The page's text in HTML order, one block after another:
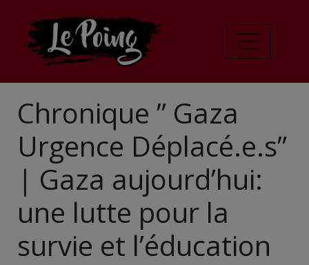
Chronique ” Gaza
Urgence Déplacé.e.s”
| Gaza aujourd’hui:
une lutte pour la
survie et l’éducation